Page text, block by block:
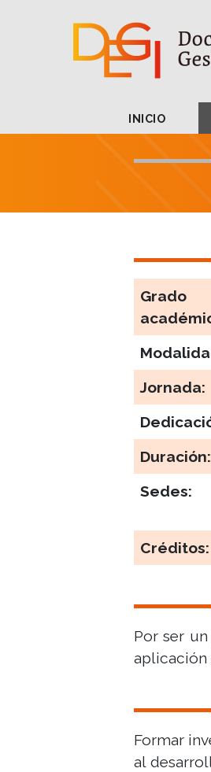
INICIO
INICIO
Grado
Jornada:
Duración:
Sedes:
Créditos:
Por ser
aplicación
Formar
al